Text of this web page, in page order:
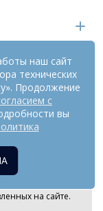
технологии
к
находящихся
на сайте.
наш сайт
технических
Продолжение
с
вы